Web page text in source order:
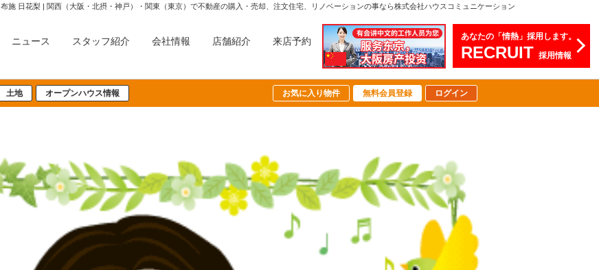
布施 日花梨 | 関西（大阪・北摂・神戸）・関東（東京）で不動産の購入・売却、注文住宅、リノベーションの事なら株式会社ハウスコミュニケーション
ニュース スタッフ紹介 会社情報 店舗紹介 来店予約 あなたの「情熱」採用します。
RECRUIT 採用情報
土地 オープンハウス情報 お気に入り物件 無料会員登録 ログイン